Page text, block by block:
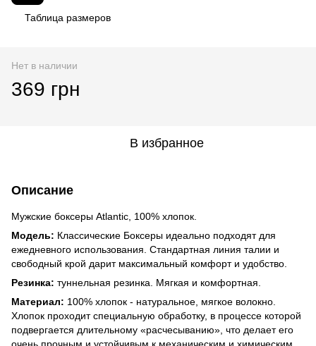
Таблица размеров
Нет в наличии
369 грн
В избранное
Описание
Мужские боксеры Atlantic, 100% хлопок.
Модель: Классические Боксеры идеально подходят для
ежедневного использования. Стандартная линия талии и
свободный крой дарит максимальный комфорт и удобство.
Резинка: туннельная резинка. Мягкая и комфортная.
Материал: 100% хлопок - натуральное, мягкое волокно.
Хлопок проходит специальную обработку, в процессе которой
подвергается длительному «расчесыванию», что делает его
очень прочным и устойчивым к механическим и химическим